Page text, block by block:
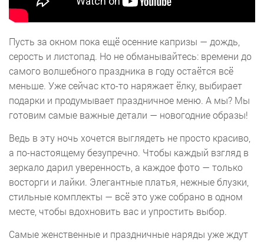
Пусть за окном пока ещё осенние капризы — дождь,
серость и листопад. Но не обманывайтесь: времени до
самого волшебного праздника в году остаётся всё
меньше. Уже сейчас кто-то наряжает ёлку, выбирает
подарки и продумывает праздничное меню. А мы? Мы
готовим самые важные детали — новогодние образы!
Ведь в эту ночь хочется выглядеть не просто красиво,
а по-настоящему безупречно. Чтобы каждый взгляд в
зеркало дарил уверенность, а каждое фото — только
восторги и лайки. Элегантные платья, нежные блузки,
стильные комплекты — всё это уже собрано в одном
месте, чтобы вдохновить вас и упростить выбор.
Самые женственные и праздничные наряды уже ждут